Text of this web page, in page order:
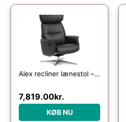
Alex recliner lænestol – sort semi aniline læder og børstet aluminium
7,819.00kr.
KØB NU